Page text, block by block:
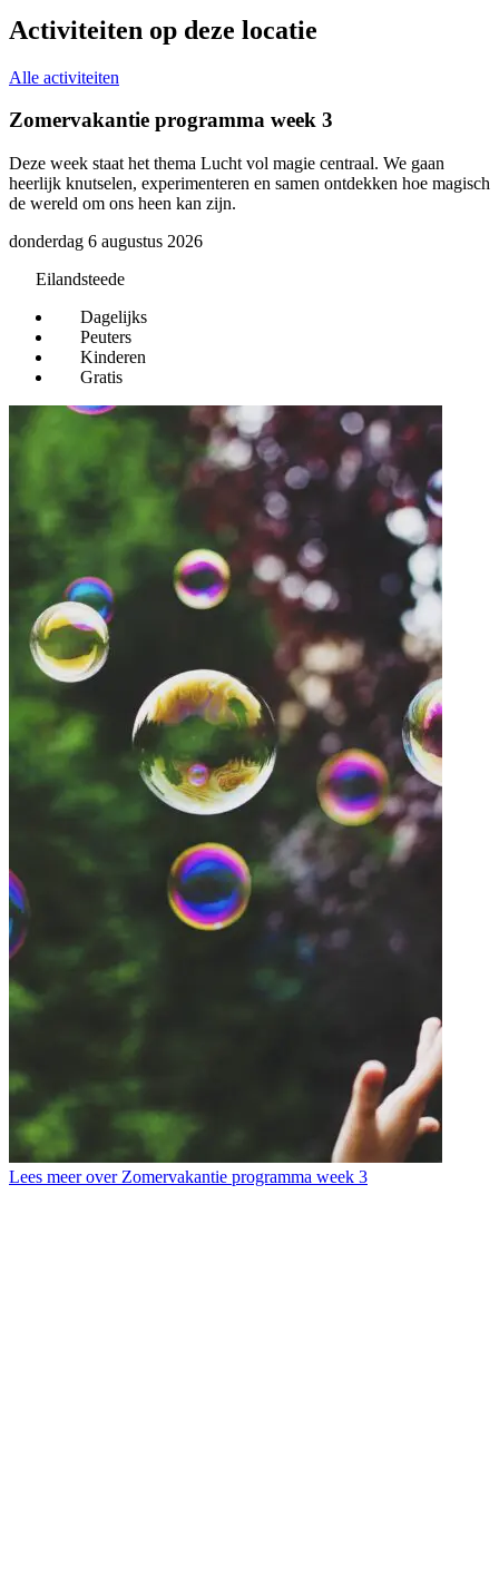
Activiteiten op deze locatie
Alle activiteiten
Zomervakantie programma week 3
Deze week staat het thema Lucht vol magie centraal. We gaan
heerlijk knutselen, experimenteren en samen ontdekken hoe magisch
de wereld om ons heen kan zijn.
donderdag 6 augustus 2026
Eilandsteede
Dagelijks
Peuters
Kinderen
Gratis
Lees meer over Zomervakantie programma week 3